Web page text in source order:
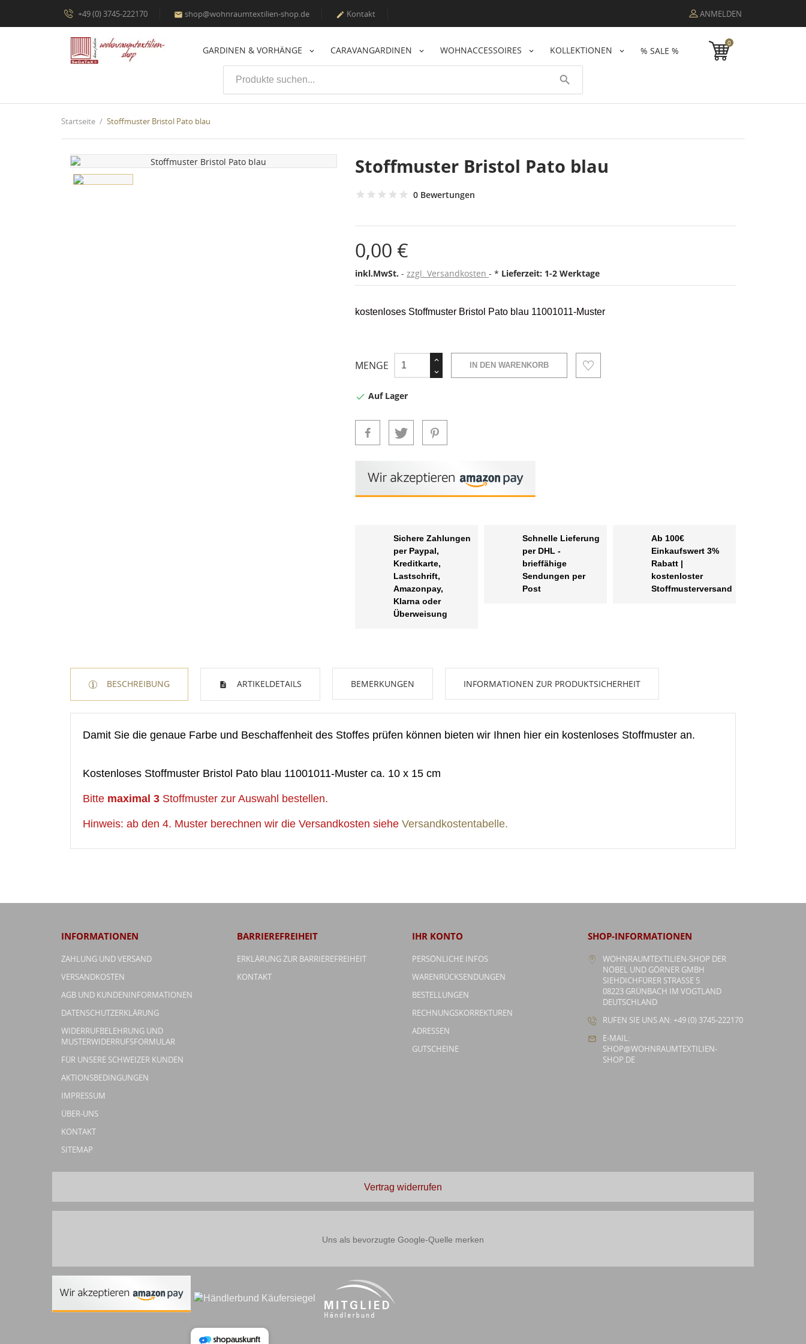
+49 (0) 3745-222170  shop@wohnraumtextilien-shop.de  Kontakt ANMELDEN
GARDINEN & VORHÄNGE CARAVANGARDINEN WOHNACCESSOIRES KOLLEKTIONEN % SALE %
0
search
Startseite Stoffmuster Bristol Pato blau
Stoffmuster Bristol Pato blau
0 Bewertungen
0,00 €
inkl.MwSt. zzgl. Versandkosten * Lieferzeit: 1-2 Werktage
kostenloses Stoffmuster Bristol Pato blau 11001011-Muster
MENGE IN DEN WARENKORB
 Auf Lager
Sichere Zahlungen
per Paypal,
Kreditkarte,
Lastschrift,
Amazonpay,
Klarna oder
Überweisung
Schnelle Lieferung
per DHL -
brieffähige
Sendungen per
Post
Ab 100€
Einkaufswert 3%
Rabatt |
kostenloster
Stoffmusterversand
BESCHREIBUNG ARTIKELDETAILS BEMERKUNGEN INFORMATIONEN ZUR PRODUKTSICHERHEIT
Damit Sie die genaue Farbe und Beschaffenheit des Stoffes prüfen können bieten wir Ihnen hier ein kostenloses Stoffmuster an.
Kostenloses Stoffmuster Bristol Pato blau 11001011-Muster ca. 10 x 15 cm
Bitte maximal 3 Stoffmuster zur Auswahl bestellen.
Hinweis: ab den 4. Muster berechnen wir die Versandkosten siehe Versandkostentabelle.
INFORMATIONEN
ZAHLUNG UND VERSAND
VERSANDKOSTEN
AGB UND KUNDENINFORMATIONEN
DATENSCHUTZERKLÄRUNG
WIDERRUFBELEHRUNG UND
MUSTERWIDERRUFSFORMULAR
FÜR UNSERE SCHWEIZER KUNDEN
AKTIONSBEDINGUNGEN
IMPRESSUM
ÜBER-UNS
KONTAKT
SITEMAP
BARRIEREFREIHEIT
ERKLÄRUNG ZUR BARRIEREFREIHEIT
KONTAKT
IHR KONTO
PERSÖNLICHE INFOS
WARENRÜCKSENDUNGEN
BESTELLUNGEN
RECHNUNGSKORREKTUREN
ADRESSEN
GUTSCHEINE
SHOP-INFORMATIONEN
WOHNRAUMTEXTILIEN-SHOP DER
NÖBEL UND GÖRNER GMBH
SIEHDICHFÜRER STRASSE 5
08223 GRÜNBACH IM VOGTLAND
DEUTSCHLAND
RUFEN SIE UNS AN: +49 (0) 3745-222170
E-MAIL:
SHOP@WOHNRAUMTEXTILIEN-
SHOP.DE
WUNSCHLISTE ERSTELLEN
Name der Wunschliste
können.
Abbrechen
Vertrag widerrufen
Uns als bevorzugte Google-Quelle merken